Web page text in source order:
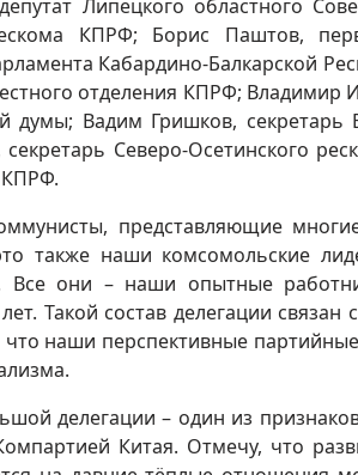
Липецкого областного
КПРФ; Борис Паштов,
Кабардино-Балкарской
отделения КПРФ; Владимир
думы; Вадим Гришков,
Северо-Осетинского
КПРФ.
представляющие
также наши комсомольские
Все они – наши опытные
Такой состав делегации связан
наши перспективные
делегации – один из
Китая. Отмечу, что